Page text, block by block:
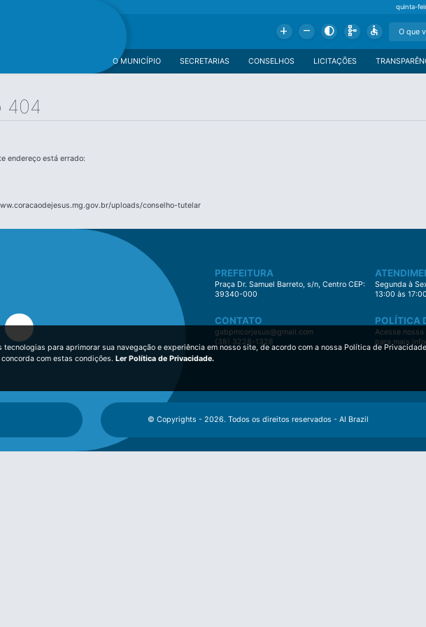
quinta-
Add Remove Contrast Schema Accessible
LICITAÇÕES
CONSELHOS
SECRETARIAS
O MUNICÍPIO
404
endereço está errado:
uploads/conselho-tutelar
PREFEITURA
Praça Dr. Samuel Barreto, s/n, Centro CEP:
39340-000
Segunda à
13:00 às 17:00
CONTATO
gabpmcorjesus@gmail.com
(38) 3228-1328
POLÍTICA
Acesse
para mais
© Copyrights - 2026. Todos os direitos reservados - AI Brazil
tecnologias para aprimorar sua navegação e experiência em nosso site, de acordo com a nossa Política de
com estas condições. Ler Política de Privacidade.